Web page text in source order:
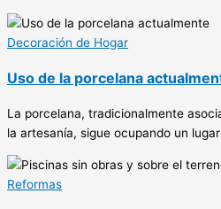
Decoración de Hogar
Uso de la porcelana
La porcelana, tradicionalmente
la artesanía, sigue ocupando un
Reformas